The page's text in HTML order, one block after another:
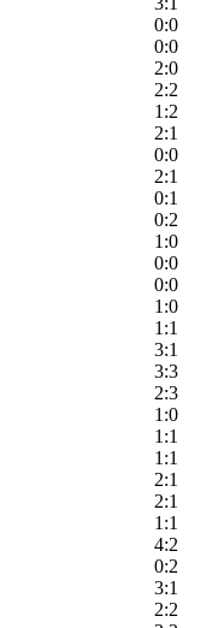
0:0
0:0
2:0
2:2
1:2
2:1
0:0
2:1
0:1
0:2
1:0
0:0
0:0
1:0
1:1
3:1
3:3
2:3
1:0
1:1
1:1
2:1
2:1
1:1
4:2
0:2
3:1
2:2